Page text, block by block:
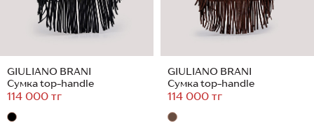
GIULIANO BRANI
Сумка top-handle
114 000 тг
GIULIANO BRANI
Сумка top-handle
114 000 тг